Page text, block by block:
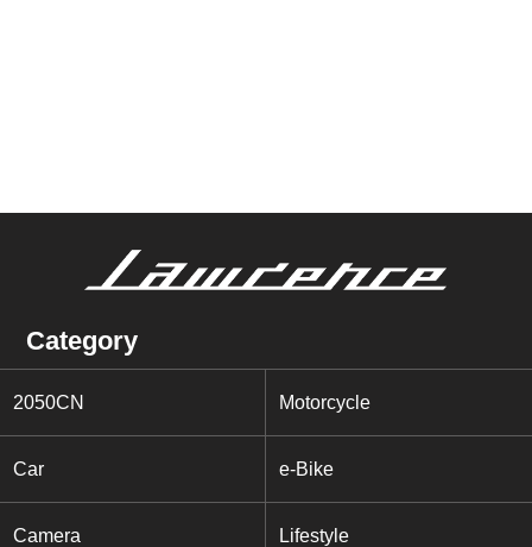
Category
2050CN Motorcycle
Car e-Bike
Camera Lifestyle